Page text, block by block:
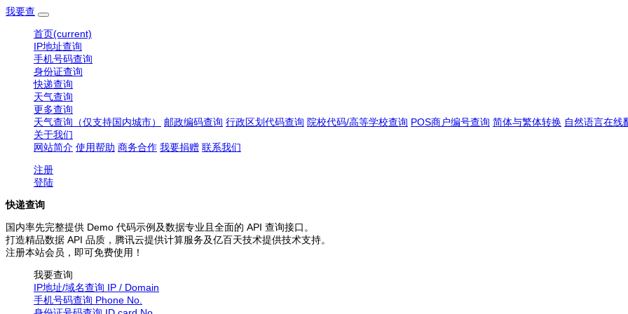
我要查
首页(current)
IP地址查询
手机号码查询
身份证查询
快递查询
天气查询
更多查询
天气查询（仅支持国内城市）
邮政编码查询 行政区划代码查询 院校代码/高等学校查询 POS商户编号查询 简体与繁体转换 自然语言在线
关于我们
网站简介 使用帮助 商务合作 我要捐赠 联系我们
注册
登陆
快递查询
国内率先完整提供 Demo 代码示例及数据专业且全面的 API 查询接口。
打造精品数据 API 品质，腾讯云提供计算服务及亿百天技术提供技术支持。
注册本站会员，即可免费使用！
我要查询
IP地址/域名查询 IP / Domain
手机号码查询 Phone No.